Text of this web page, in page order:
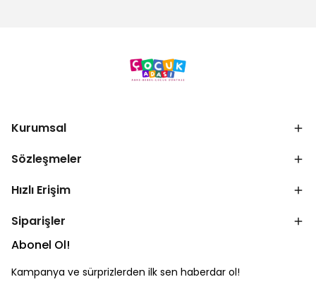
Kurumsal
Sözleşmeler
Hızlı Erişim
Siparişler
Abonel Ol!
Kampanya ve sürprizlerden ilk sen haberdar ol!